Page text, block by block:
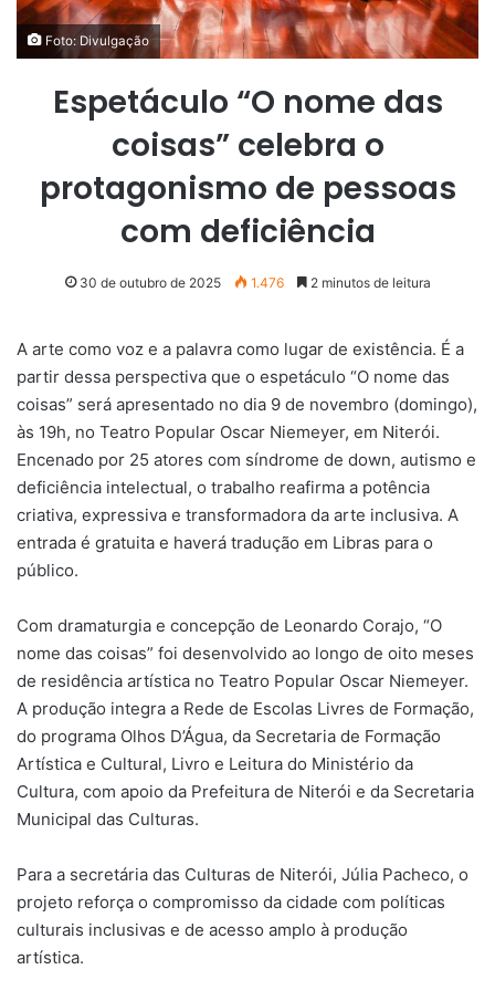
Foto: Divulgação
Espetáculo “O nome das
coisas” celebra o
protagonismo de pessoas
com deficiência
30 de outubro de 2025 1.476 2 minutos de leitura
A arte como voz e a palavra como lugar de existência. É a
partir dessa perspectiva que o espetáculo “O nome das
coisas” será apresentado no dia 9 de novembro (domingo),
às 19h, no Teatro Popular Oscar Niemeyer, em Niterói.
Encenado por 25 atores com síndrome de down, autismo e
deficiência intelectual, o trabalho reafirma a potência
criativa, expressiva e transformadora da arte inclusiva. A
entrada é gratuita e haverá tradução em Libras para o
público.
Com dramaturgia e concepção de Leonardo Corajo, “O
nome das coisas” foi desenvolvido ao longo de oito meses
de residência artística no Teatro Popular Oscar Niemeyer.
A produção integra a Rede de Escolas Livres de Formação,
do programa Olhos D’Água, da Secretaria de Formação
Artística e Cultural, Livro e Leitura do Ministério da
Cultura, com apoio da Prefeitura de Niterói e da Secretaria
Municipal das Culturas.
Para a secretária das Culturas de Niterói, Júlia Pacheco, o
projeto reforça o compromisso da cidade com políticas
culturais inclusivas e de acesso amplo à produção
artística.